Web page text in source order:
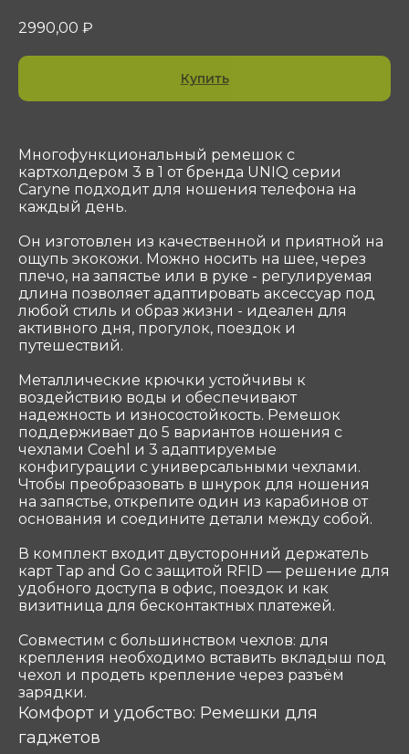
2990,00 ₽
Купить
Многофункциональный ремешок с
картхолдером 3 в 1 от бренда UNIQ серии
Caryne подходит для ношения телефона на
каждый день.
Он изготовлен из качественной и приятной на
ощупь экокожи. Можно носить на шее, через
плечо, на запястье или в руке - регулируемая
длина позволяет адаптировать аксессуар под
любой стиль и образ жизни - идеален для
активного дня, прогулок, поездок и
путешествий.
Металлические крючки устойчивы к
воздействию воды и обеспечивают
надежность и износостойкость. Ремешок
поддерживает до 5 вариантов ношения с
чехлами Coehl и 3 адаптируемые
конфигурации с универсальными чехлами.
Чтобы преобразовать в шнурок для ношения
на запястье, открепите один из карабинов от
основания и соедините детали между собой.
В комплект входит двусторонний держатель
карт Tap and Go с защитой RFID — решение для
удобного доступа в офис, поездок и как
визитница для бесконтактных платежей.
Совместим с большинством чехлов: для
крепления необходимо вставить вкладыш под
чехол и продеть крепление через разъём
зарядки.
Комфорт и удобство: Ремешки для
гаджетов
ООО «Coтеком» Copyright © 2025 All Rights
Reserved
shop@sotekom.com
Служба поддержки